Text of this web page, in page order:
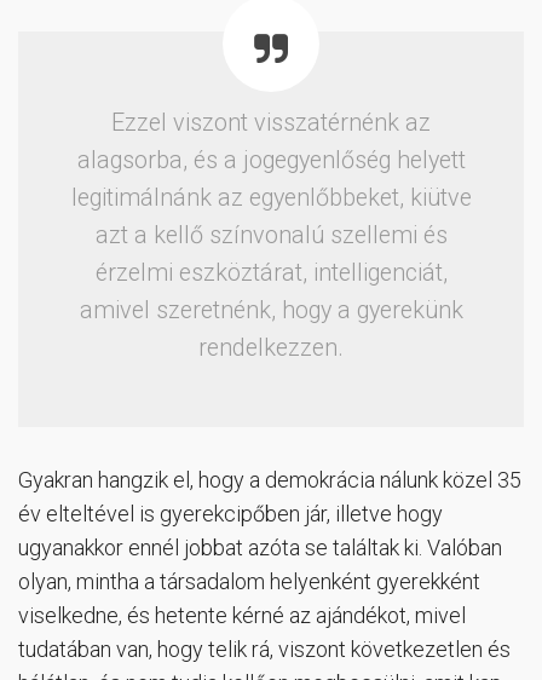
Ezzel viszont visszatérnénk az
alagsorba, és a jogegyenlőség helyett
legitimálnánk az egyenlőbbeket, kiütve
azt a kellő színvonalú szellemi és
érzelmi eszköztárat, intelligenciát,
amivel szeretnénk, hogy a gyerekünk
rendelkezzen.
Gyakran hangzik el, hogy a demokrácia nálunk közel 35
év elteltével is gyerekcipőben jár, illetve hogy
ugyanakkor ennél jobbat azóta se találtak ki. Valóban
olyan, mintha a társadalom helyenként gyerekként
viselkedne, és hetente kérné az ajándékot, mivel
tudatában van, hogy telik rá, viszont következetlen és